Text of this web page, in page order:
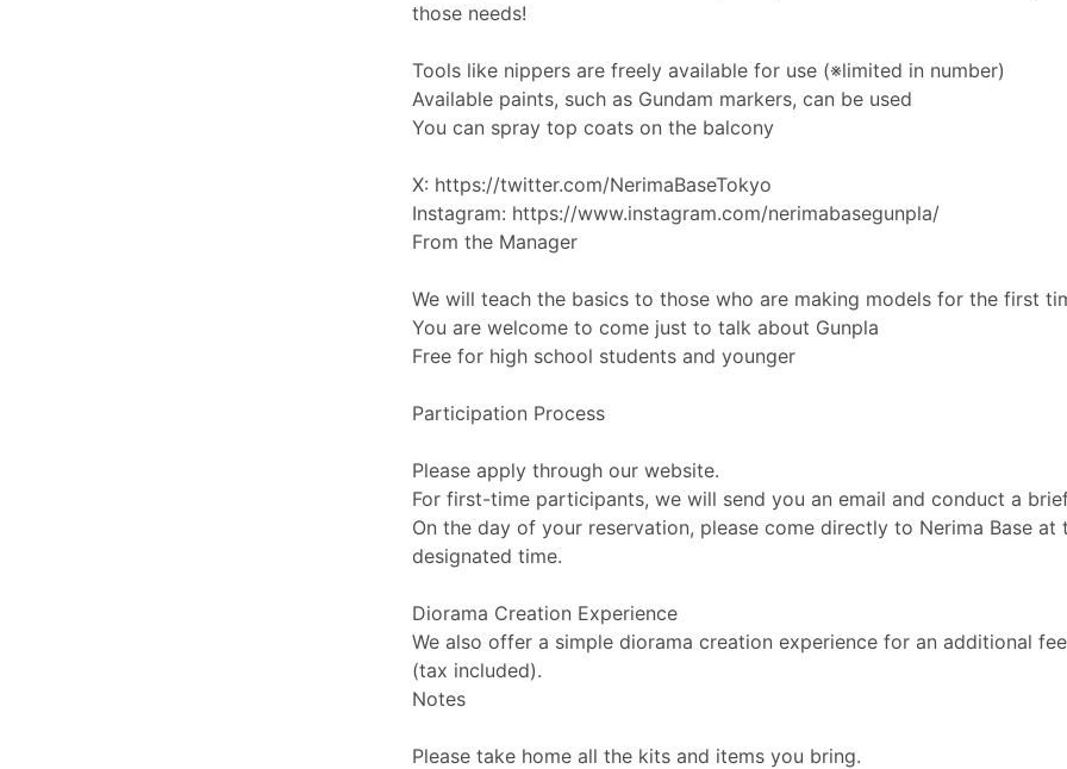
those needs!
Tools like nippers are freely available for use (※limited in number)
Available paints, such as Gundam markers, can be used
You can spray top coats on the balcony
X: https://twitter.com/NerimaBaseTokyo
Instagram: https://www.instagram.com/nerimabasegunpla/
From the Manager
We will teach the basics to those who are making models for the first
You are welcome to come just to talk about Gunpla
Free for high school students and younger
Participation Process
Please apply through our website.
For first-time participants, we will send you an email and conduct a
On the day of your reservation, please come directly to Nerima Base at
designated time.
Diorama Creation Experience
We also offer a simple diorama creation experience for an additional
(tax included).
Notes
Please take home all the kits and items you bring.